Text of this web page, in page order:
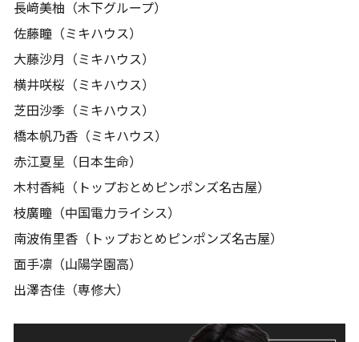
長﨑美柚（木下グループ）
佐藤瞳（ミキハウス）
大藤沙月（ミキハウス）
横井咲桜（ミキハウス）
芝田沙季（ミキハウス）
橋本帆乃香（ミキハウス）
赤江夏星（日本生命）
木村香純（トップおとめピンポンズ名古屋）
枝廣瞳（中国電力ライシス）
南波侑里香（トップおとめピンポンズ名古屋）
面手凛（山陽学園高）
出澤杏佳（専修大）